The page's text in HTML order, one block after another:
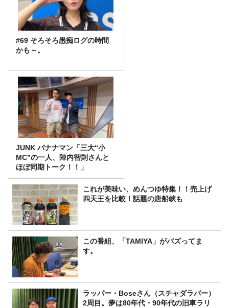
#69 そろそろ愚痴ログの時間
かも～。
JUNK バナナマン「三大“小
MC”の一人、陣内智則さんと
ほぼ同期トーク！！」
これが美味い、めんつゆ特集！！売上げ
四天王を比較！話題の唐船峡も
この番組、「TAMIYA」がバズってま
す。
ラッパー・Boseさん（スチャダラパー）
2周目。夢は80年代・90年代の旧車ラリ